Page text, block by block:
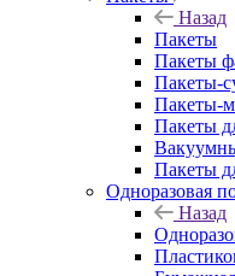
Назад
Пакеты
Пакеты
Пакеты-
Пакеты-
Пакеты
Пакеты
Одноразовая
Назад